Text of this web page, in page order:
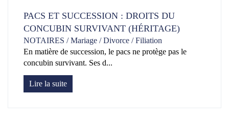
PACS ET SUCCESSION : DROITS DU
CONCUBIN SURVIVANT (HÉRITAGE)
NOTAIRES /Mariage / Divorce / Filiation
En matière de succession, le pacs ne protège pas le
concubin survivant. Ses d...
Lire la suite